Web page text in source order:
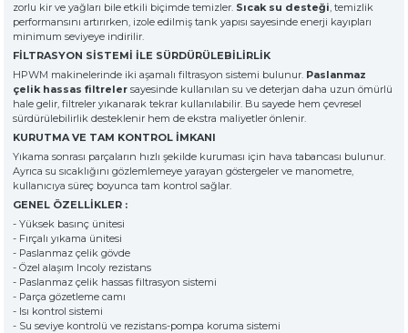
KSP MACHINEMEDYA
» Haber & Fuar
» Katalog & Belgeler
» Foto Galeri
zorlu kir ve yağları bile etkili biçimde temizler. Sıcak su desteği, temizlik
performansını artırırken, izole edilmiş tank yapısı sayesinde enerji kayıpları
minimum seviyeye indirilir.
FİLTRASYON SİSTEMİ İLE SÜRDÜRÜLEBİLİRLİK
HPWM makinelerinde iki aşamalı filtrasyon sistemi bulunur. Paslanmaz
çelik hassas filtreler sayesinde kullanılan su ve deterjan daha uzun ömürlü
hale gelir, filtreler yıkanarak tekrar kullanılabilir. Bu sayede hem çevresel
sürdürülebilirlik desteklenir hem de ekstra maliyetler önlenir.
KURUTMA VE TAM KONTROL İMKANI
Yıkama sonrası parçaların hızlı şekilde kuruması için hava tabancası bulunur.
Ayrıca su sıcaklığını gözlemlemeye yarayan göstergeler ve manometre,
kullanıcıya süreç boyunca tam kontrol sağlar.
GENEL ÖZELLİKLER :
- Yüksek basınç ünitesi
- Fırçalı yıkama ünitesi
- Paslanmaz çelik gövde
- Özel alaşım Incoly rezistans
- Paslanmaz çelik hassas filtrasyon sistemi
- Parça gözetleme camı
- Isı kontrol sistemi
- Su seviye kontrolü ve rezistans-pompa koruma sistemi